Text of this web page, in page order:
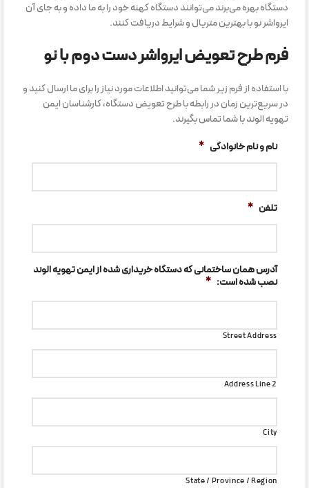
دستگاه بهره می‌برند می‌توانند دستگاه کهنه خود را به ما داده و به جای آن
ایرواشر نو با بهترین متریال و شرایط دریافت کنند.
فرم طرح تعویض ایرواشر دست دوم با نو
با استفاده از فرم زیر شما می‌توانید اطلاعات مورد نیاز را برای ما ارسال کنید و
در سریع‌ترین زمان در رابطه با طرح تعویض دستگاه، کارشناسان ایمن
تهویه الوند با شما تماس بگیرند.
نام و نام خانوادگی *
تلفن *
آدرس همان ساختمانی که دستگاه خریداری شده از ایمن تهویه الوند
نصب شده است: *
Street Address
Address Line 2
City
State / Province / Region